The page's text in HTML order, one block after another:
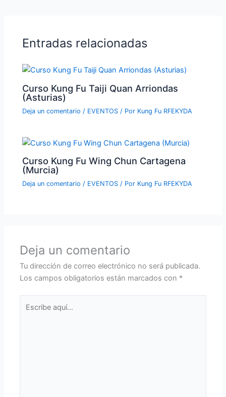
Entradas relacionadas
Curso Kung Fu Taiji Quan Arriondas
(Asturias)
Deja un comentario / EVENTOS / Por Kung Fu RFEKYDA
Curso Kung Fu Wing Chun Cartagena
(Murcia)
Deja un comentario / EVENTOS / Por Kung Fu RFEKYDA
Deja un comentario
Tu dirección de correo electrónico no será publicada.
Los campos obligatorios están marcados con *
aquí...